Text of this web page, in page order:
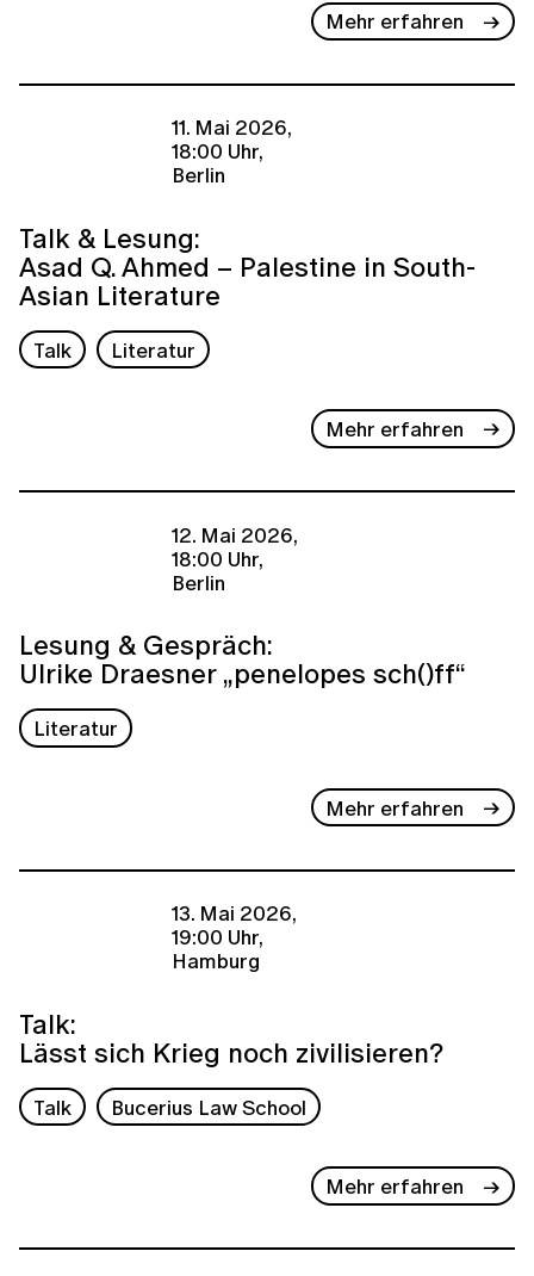
Mehr erfahren
11. Mai 2026,
18:00 Uhr,
Berlin
Talk & Lesung:
Asad Q. Ahmed – Palestine in South-
Asian Literature
Talk Literatur
Mehr erfahren
12. Mai 2026,
18:00 Uhr,
Berlin
Lesung & Gespräch:
Ulrike Draesner „penelopes sch()ff“
Literatur
Mehr erfahren
13. Mai 2026,
19:00 Uhr,
Hamburg
Talk:
Lässt sich Krieg noch zivilisieren?
Talk Bucerius Law School
Mehr erfahren